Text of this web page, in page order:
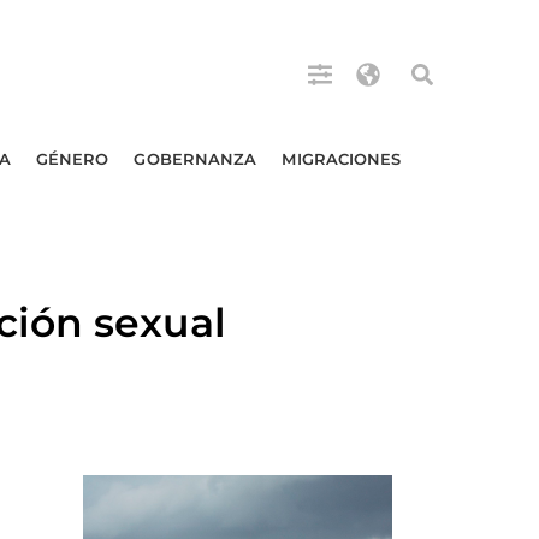
GÉNERO GOBERNANZA MIGRACIONES
sexual